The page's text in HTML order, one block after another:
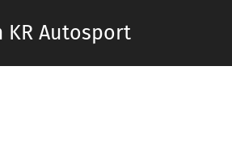
KR Autosport